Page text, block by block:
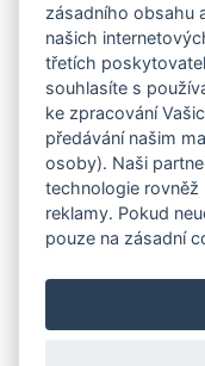
zásadního obsahu
našich
třetích
souhlasíte s
ke zpracování
předávání našim
osoby). Naši
technologie rovněž
reklamy. Pokud
pouze na zásadní